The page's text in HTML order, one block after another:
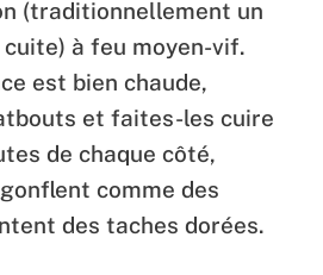
(traditionnellement un
à feu moyen-vif.
est bien chaude,
et faites-les cuire
de chaque côté,
gonflent comme des
des taches dorées.